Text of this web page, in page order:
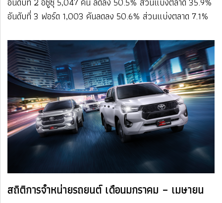
​อันดับที่ 3 ฟอร์ด​ 1,003 คัน​ลดลง 50.6%​​ ส่วนแบ่งตลาด 7.1%
สถิติการจำหน่ายรถยนต์ เดือนมกราคม – เมษายน